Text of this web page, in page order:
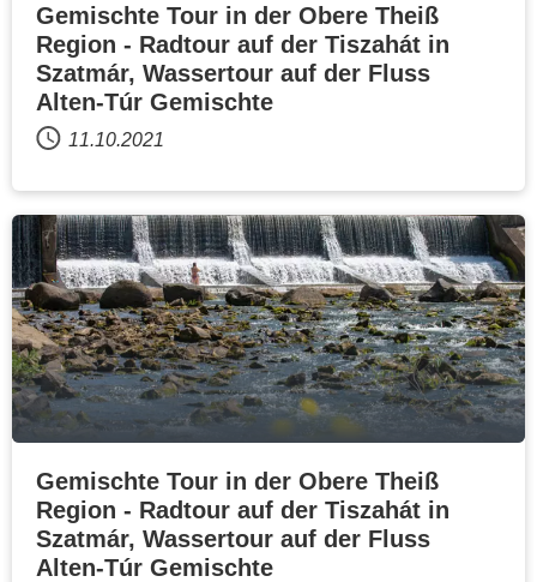
Gemischte Tour in der Obere Theiß
Region - Radtour auf der Tiszahát in
Szatmár, Wassertour auf der Fluss
Alten-Túr Gemischte
11.10.2021
Gemischte Tour in der Obere Theiß
Region - Radtour auf der Tiszahát in
Szatmár, Wassertour auf der Fluss
Alten-Túr Gemischte